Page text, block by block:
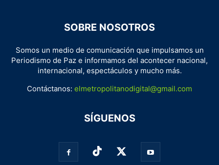
SOBRE NOSOTROS
Somos un medio de comunicación que impulsamos un
Periodismo de Paz e informamos del acontecer nacional,
internacional, espectáculos y mucho más.
Contáctanos: elmetropolitanodigital@gmail.com
SÍGUENOS